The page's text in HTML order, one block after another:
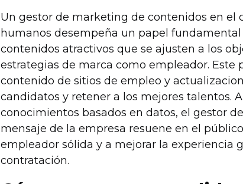
Un gestor de marketing de contenidos en el
humanos desempeña un papel
contenidos atractivos que se ajusten a los
estrategias de marca como empleador. Este
contenido de sitios de empleo y
candidatos y retener a los mejores talentos.
conocimientos basados en datos, el gestor
mensaje de la empresa resuene en el
empleador sólida y a mejorar la experiencia
contratación.